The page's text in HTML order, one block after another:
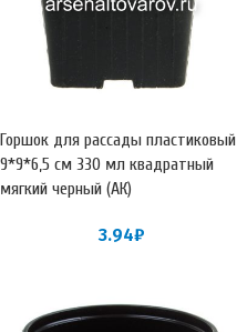
Горшок для рассады пластиковый
9*9*6,5 см 330 мл квадратный
мягкий черный (АК)
3.94₽